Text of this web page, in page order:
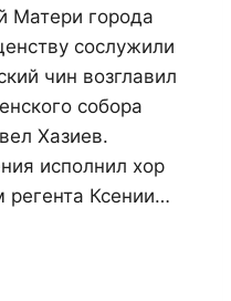
Матери города
сослужили
чин возглавил
собора
Хазиев.
исполнил хор
регента Ксении…